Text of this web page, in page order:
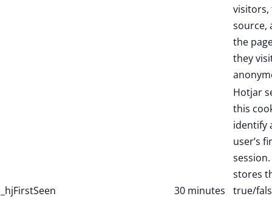
source,
the
they
_hjFirstSeen 30 minutes
Hotjar
this
identify
user’s
stores
true/